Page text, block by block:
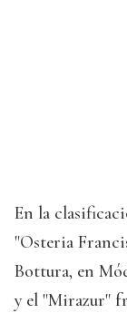
En la
"Osteria
Bottura, en
y el "Mirazur"